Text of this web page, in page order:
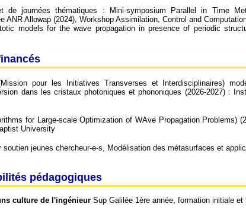
de journées thématiques : Mini-symposium Parallel in Time
ANR Allowap (2024), Workshop Assimilation, Control and
models for the wave propagation in presence of periodic
pour les Initiatives Transverses et Interdisciplinaires)
dans les cristaux photoniques et phononiques (2026-2027) :
for Large-scale Optimization of WAve Propagation Problems)
University
soutien jeunes chercheur-e-s, Modélisation des métasurfaces et
pédagogiques
culture de l'ingénieur Sup Galilée 1ère année, formation initiale et